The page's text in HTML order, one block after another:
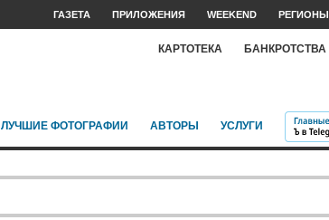
ГАЗЕТА ПРИЛОЖЕНИЯ WEEKEND РЕГИОНЫ
КАРТОТЕКА БАНКРОТСТВА
ЛУЧШИЕ ФОТОГРАФИИ АВТОРЫ УСЛУГИ